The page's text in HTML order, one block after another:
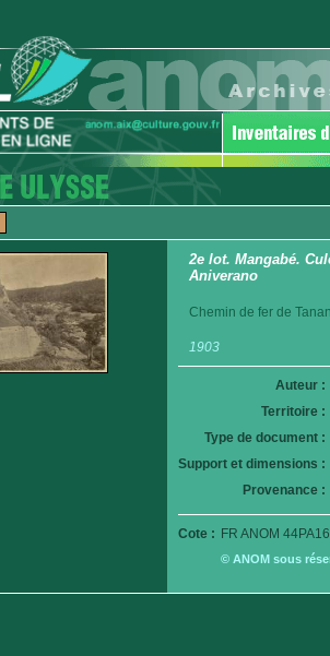
2e lot. Mangabé.
Aniverano
Chemin de fer de
1903
Auteur :
Territoire :
Type de document :
Support et dimensions :
Provenance :
Cote : FR ANOM
© ANOM sous